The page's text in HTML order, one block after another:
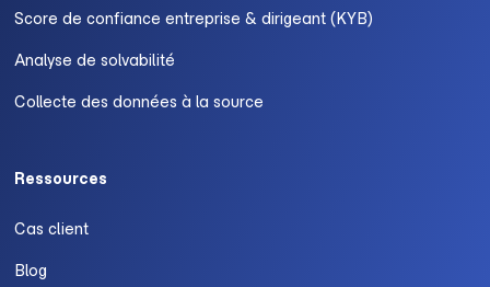
Score de confiance entreprise & dirigeant (KYB)
Analyse de solvabilité
Collecte des données à la source
Ressources
Cas client
Blog